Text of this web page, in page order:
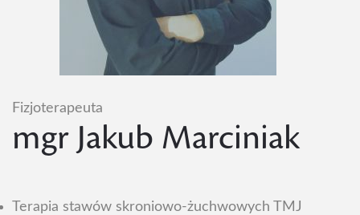
Fizjoterapeuta
mgr Jakub Marciniak
Terapia stawów skroniowo-żuchwowych TMJ